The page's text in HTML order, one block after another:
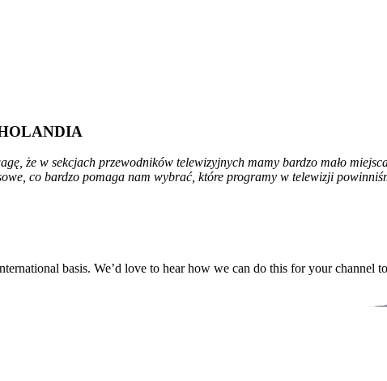
że w sekcjach przewodników telewizyjnych mamy bardzo mało
co bardzo pomaga nam wybrać, które programy w telewizji
basis. We’d love to hear how we can do this for your channel